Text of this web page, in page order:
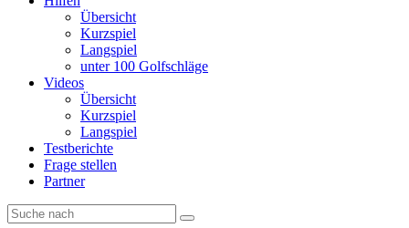
Übersicht
Kurzspiel
Langspiel
unter 100 Golfschläge
Videos
Übersicht
Kurzspiel
Langspiel
Testberichte
Frage stellen
Partner